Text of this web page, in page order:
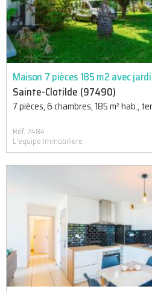
Maison 7 pièces 185 m2 avec
Sainte-Clotilde (97490)
7 pièces, 6 chambres, 185 m² hab.,
Réf. 2484
L'equipe Immobiliere